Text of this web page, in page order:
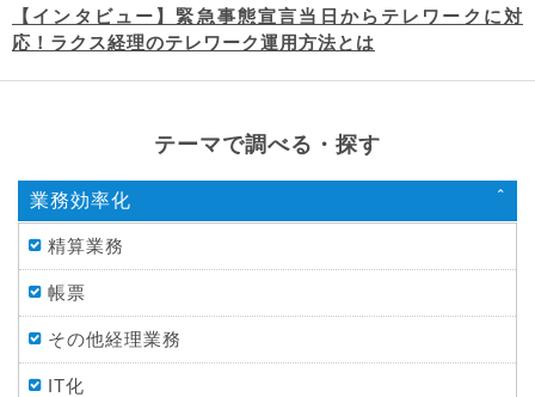
【インタビュー】緊急事態宣言当日からテレワークに対
応！ラクス経理のテレワーク運用方法とは
テーマで調べる・探す
業務効率化
精算業務
帳票
その他経理業務
IT化